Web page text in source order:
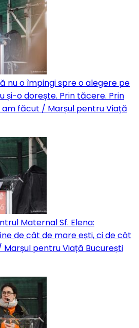
nu o împingi spre o alegere pe
și-o dorește. Prin tăcere. Prin
am făcut / Marșul pentru Viață
Maternal Sf. Elena:
de cât de mare ești, ci de cât
pentru Viață București